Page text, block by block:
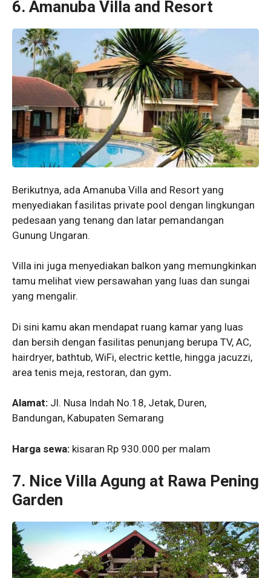
6. Amanuba Villa and Resort
Berikutnya, ada Amanuba Villa and Resort yang
menyediakan fasilitas private pool dengan lingkungan
pedesaan yang tenang dan latar pemandangan
Gunung Ungaran.
Villa ini juga menyediakan balkon yang memungkinkan
tamu melihat view persawahan yang luas dan sungai
yang mengalir.
Di sini kamu akan mendapat ruang kamar yang luas
dan bersih dengan fasilitas penunjang berupa TV, AC,
hairdryer, bathtub, WiFi, electric kettle, hingga jacuzzi,
area tenis meja, restoran, dan gym.
Alamat: Jl. Nusa Indah No.18, Jetak, Duren,
Bandungan, Kabupaten Semarang
Harga sewa: kisaran Rp 930.000 per malam
7. Nice Villa Agung at Rawa Pening
Garden